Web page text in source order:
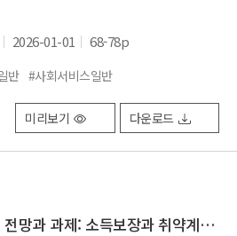
2026-01-01 68-78p
반 #사회서비스일반
미리보기 다운로드
2026년 사회보장정책의 전망과 과제: 소득보장과 취약계층 중심으로